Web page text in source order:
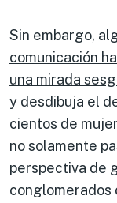
Sin embargo,
comunicación
una mirada
y desdibuja el
cientos de
no solamente
perspectiva de
conglomerados